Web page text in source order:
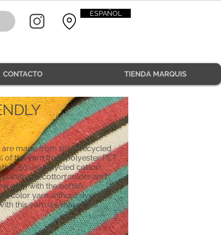
CONTACTO TIENDA MARQUIS
ESPAÑOL
made from 100% recycled
of the yarn from polyester PET
50% is recycled cotton
the cotton colors and
yarn with the bottle’s
a color yarn without dyeing it,
this yarn we make new